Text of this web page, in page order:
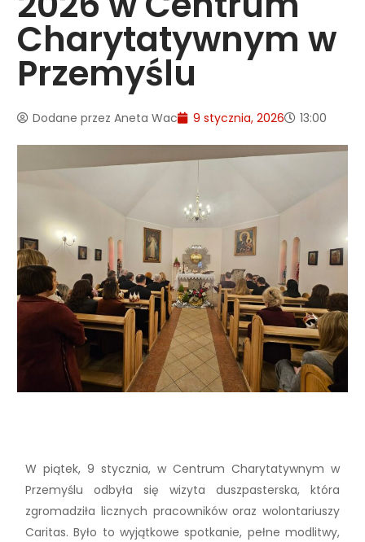
Charytatywnym w
Przemyślu
Dodane przez Aneta Wac 9 stycznia, 2026 13:00
W piątek, 9 stycznia, w Centrum Charytatywnym w
Przemyślu odbyła się wizyta duszpasterska, która
zgromadziła licznych pracowników oraz wolontariuszy
Caritas. Było to wyjątkowe spotkanie, pełne modlitwy,